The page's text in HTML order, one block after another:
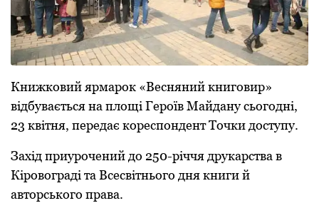
Книжковий ярмарок «Весняний книговир»
відбувається на площі Героїв Майдану сьогодні,
23 квітня, передає кореспондент Точки доступу.
Захід приурочений до 250-річчя друкарства в
Кіровограді та Всесвітнього дня книги й
авторського права.